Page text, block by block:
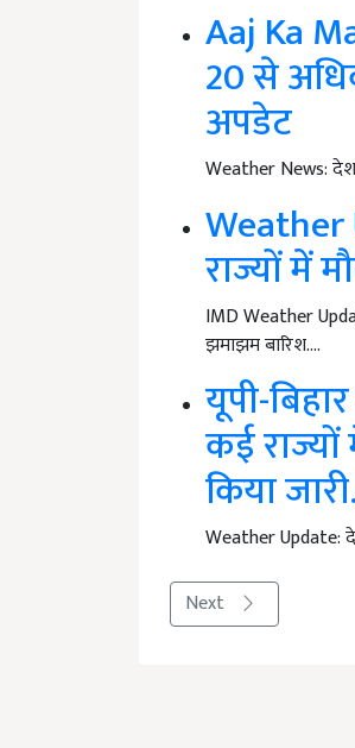
Aaj Ka
20 से
अपडेट
Weather News:
Weather
राज्यों में
IMD Weather
झमाझम बारिश.…
यूपी-
कई
किया
Weather Update:
Next